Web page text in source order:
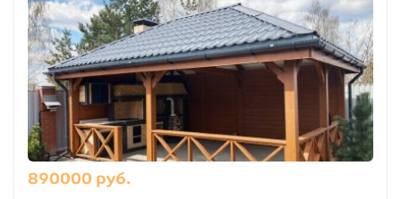
890000 руб.